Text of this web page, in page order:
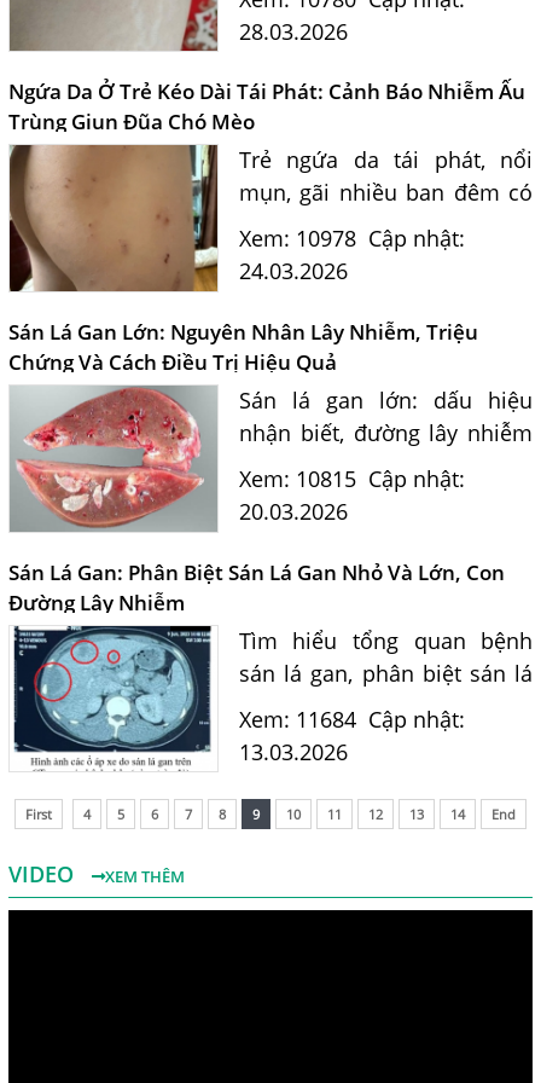
Toxocara. Tư vấn chuyên
trị hiệu quả.
28.03.2026
Ngứa Da Ở Trẻ Kéo Dài Tái Phát: Cảnh Báo Nhiễm Ấu
Trùng Giun Đũa Chó Mèo
Trẻ ngứa da tái phát, nổi
mụn, gãi nhiều ban đêm có
thể do ấu trùng giun sán
Toxocara. Bác sĩ tư vấn
đũa chó mèo, cách điều trị
và...
Xem: 10978 Cập nhật:
24.03.2026
Sán Lá Gan Lớn: Nguyên Nhân Lây Nhiễm, Triệu
Chứng Và Cách Điều Trị Hiệu Quả
Sán lá gan lớn: dấu hiệu
nhận biết, đường lây nhiễm
và cách điều trị an toàn từ
chuyên gia ký sinh trùng.
Xem: 10815 Cập nhật:
20.03.2026
Sán Lá Gan: Phân Biệt Sán Lá Gan Nhỏ Và Lớn, Con
Đường Lây Nhiễm
Tìm hiểu tổng quan bệnh
sán lá gan, phân biệt sán lá
gan nhỏ và sán lá gan lớn,
triệu chứng và con đường
Tư vấn từ Tiến sĩ Bác...
Xem: 11684 Cập nhật:
13.03.2026
First 4 5 6 7 8 9 10 11 12 13 14 End
VIDEO XEM THÊM